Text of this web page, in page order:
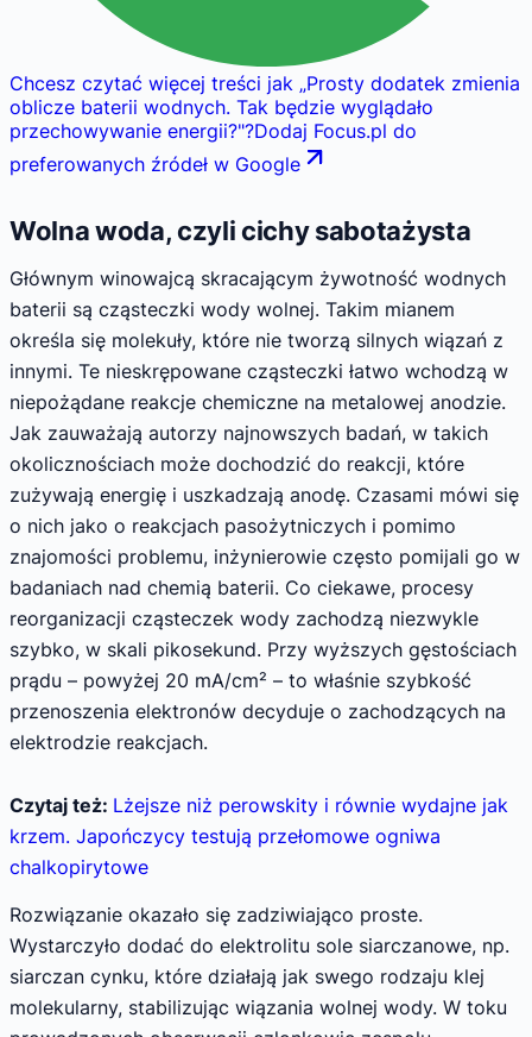
Chcesz czytać więcej treści jak „Prosty dodatek zmienia
oblicze baterii wodnych. Tak będzie wyglądało
przechowywanie energii?"?Dodaj Focus.pl do
preferowanych źródeł w Google
Wolna woda, czyli cichy sabotażysta
Głównym winowajcą skracającym żywotność wodnych
baterii są cząsteczki wody wolnej. Takim mianem
określa się molekuły, które nie tworzą silnych wiązań z
innymi. Te nieskrępowane cząsteczki łatwo wchodzą w
niepożądane reakcje chemiczne na metalowej anodzie.
Jak zauważają autorzy najnowszych badań, w takich
okolicznościach może dochodzić do reakcji, które
zużywają energię i uszkadzają anodę. Czasami mówi się
o nich jako o reakcjach pasożytniczych i pomimo
znajomości problemu, inżynierowie często pomijali go w
badaniach nad chemią baterii. Co ciekawe, procesy
reorganizacji cząsteczek wody zachodzą niezwykle
szybko, w skali pikosekund. Przy wyższych gęstościach
prądu – powyżej 20 mA/cm² – to właśnie szybkość
przenoszenia elektronów decyduje o zachodzących na
elektrodzie reakcjach.
Czytaj też: Lżejsze niż perowskity i równie wydajne jak
krzem. Japończycy testują przełomowe ogniwa
chalkopirytowe
Rozwiązanie okazało się zadziwiająco proste.
Wystarczyło dodać do elektrolitu sole siarczanowe, np.
siarczan cynku, które działają jak swego rodzaju klej
molekularny, stabilizując wiązania wolnej wody. W toku